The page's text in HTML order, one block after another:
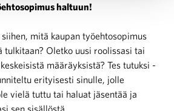
haltuun!
mitä kaupan työehtosopimus
tulkitaan? Oletko uusi roolissasi tai
määräyksistä? Tes tutuksi -
erityisesti sinulle, jolle
vielä tuttu tai haluat jäsentää ja
sen sisällöstä.